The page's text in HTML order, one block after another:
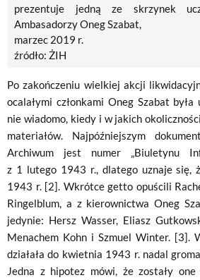
prezentuje jedną ze skrzynek
Ambasadorzy Oneg Szabat,
marzec 2019 r.
źródło: ŻIH
Po zakończeniu wielkiej akcji
ocalałymi członkami Oneg Szabat
nie wiadomo, kiedy i w jakich
materiałów. Najpóźniejszym
Archiwum jest numer „Biuletynu
z 1 lutego 1943 r., dlatego uznaje się,
1943 r. [2]. Wkrótce getto opuścili
Ringelblum, a z kierownictwa Oneg
jedynie: Hersz Wasser, Eliasz
Menachem Kohn i Szmuel Winter. [3].
działała do kwietnia 1943 r. nadal
Jedna z hipotez mówi, że zostały